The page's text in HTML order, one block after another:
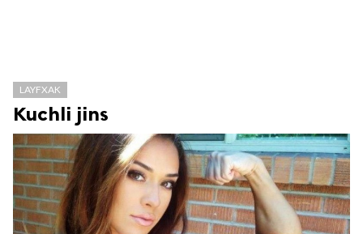
LAYFXAK
Kuchli jins